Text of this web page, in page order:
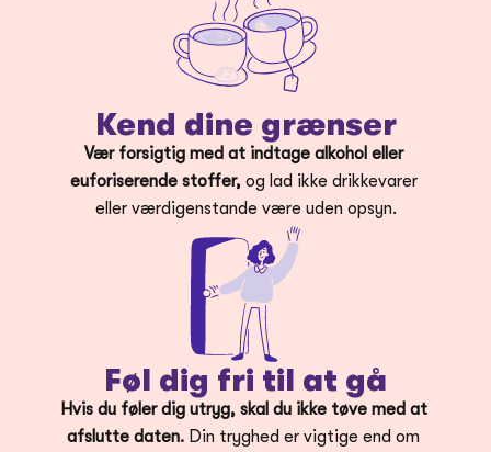
Kend dine grænser
Vær forsigtig med at indtage alkohol eller
euforiserende stoffer, og lad ikke drikkevarer
eller værdigenstande være uden opsyn.
Føl dig fri til at gå
Hvis du føler dig utryg, skal du ikke tøve med at
afslutte daten. Din tryghed er vigtige end om